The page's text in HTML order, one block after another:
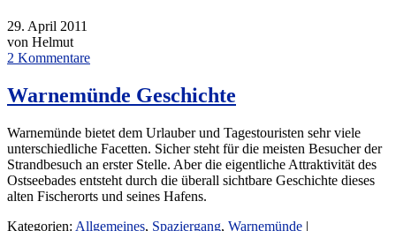
29. April 2011
von Helmut
2 Kommentare
Warnemünde Geschichte
Warnemünde bietet dem Urlauber und Tagestouristen sehr viele
unterschiedliche Facetten. Sicher steht für die meisten Besucher der
Strandbesuch an erster Stelle. Aber die eigentliche Attraktivität des
Ostseebades entsteht durch die überall sichtbare Geschichte dieses
alten Fischerorts und seines Hafens.
Kategorien: Allgemeines, Spaziergang, Warnemünde |